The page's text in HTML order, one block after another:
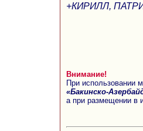
+КИРИЛЛ,
Внимание!
При использовании
«Бакинско-
а при размещении в